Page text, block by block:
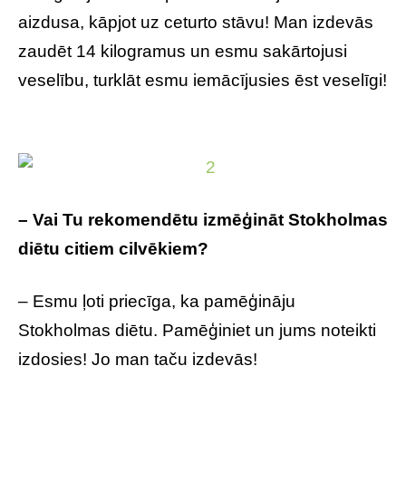
aizdusa, kāpjot uz ceturto stāvu! Man izdevās
zaudēt 14 kilogramus un esmu sakārtojusi
veselību, turklāt esmu iemācījusies ēst veselīgi!
– Vai Tu rekomendētu izmēģināt Stokholmas
diētu citiem cilvēkiem?
– Esmu ļoti priecīga, ka pamēģināju
Stokholmas diētu. Pamēģiniet un jums noteikti
izdosies! Jo man taču izdevās!